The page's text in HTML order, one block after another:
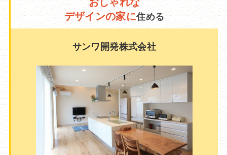
デザインの家に住める
サンワ開発株式会社